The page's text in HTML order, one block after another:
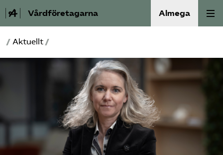
Vårdföretagarna Almega
Välfärdskriminalitet
Aktiviteter
Våra frågor
/ Aktuellt /